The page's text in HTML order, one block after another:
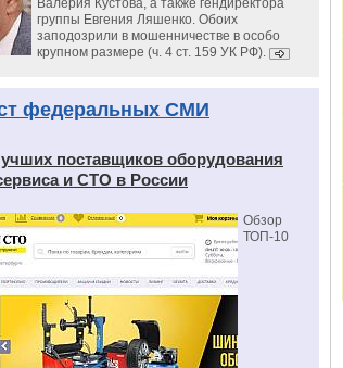
Валерия Кустова, а также гендиректора
группы Евгения Ляшенко. Обоих
заподозрили в мошенничестве в особо
крупном размере (ч. 4 ст. 159 УК РФ).
федеральных СМИ
поставщиков оборудования
и СТО в России
Обзор
ТОП-10